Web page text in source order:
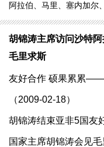
阿拉伯、马里、塞内加尔
胡锦涛主席访问沙特
毛里求斯
友好合作 硕果累累——
（2009-02-18）
胡锦涛结束亚非5国友
国家主席胡锦涛会见